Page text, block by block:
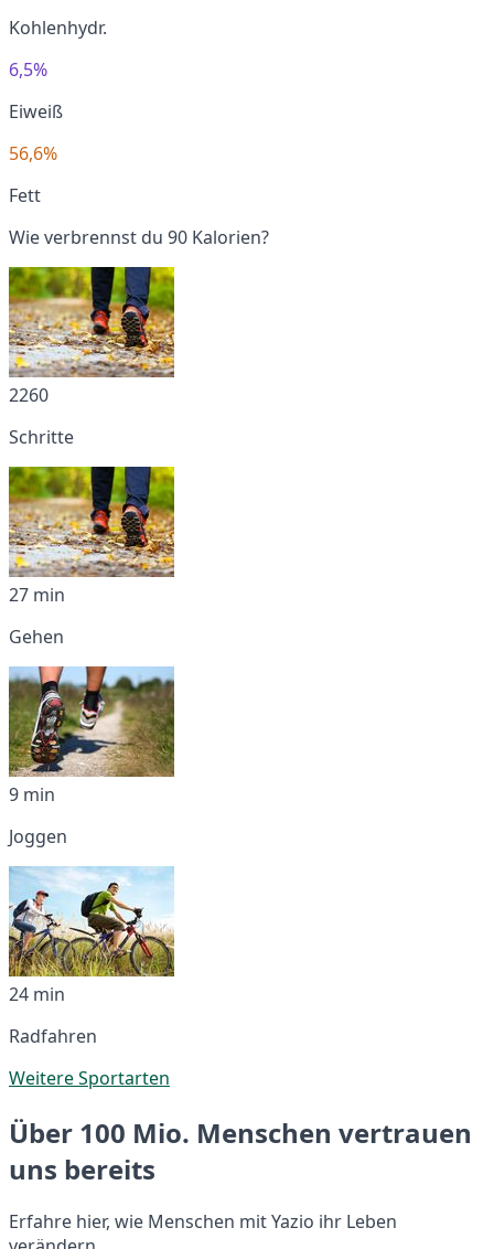
Kohlenhydr.
6,5%
Eiweiß
56,6%
Fett
Wie verbrennst du 90 Kalorien?
2260
Schritte
27 min
Gehen
9 min
Joggen
24 min
Radfahren
Weitere Sportarten
Über 100 Mio. Menschen vertrauen
uns bereits
Erfahre hier, wie Menschen mit Yazio ihr Leben